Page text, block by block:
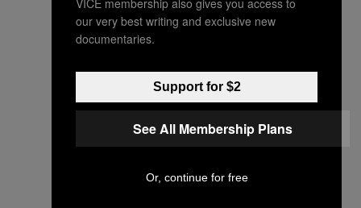
our very best writing and exclusive new
documentaries.
Support for $2
See All Membership Plans
Or, continue for free